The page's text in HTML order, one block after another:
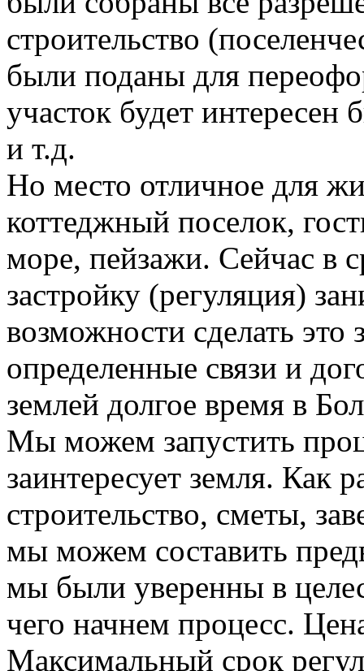
строительство
были поданы для
участок будет интересен
и т.д.
Но место отличное для
коттеджный поселок,
море, пейзажи. Сейчас в
застройку (регуляция)
возможности сделать это
определенные связи и
землей долгое время в
Мы можем запустить
заинтересует земля. Как
строительство, сметы,
мы можем составить
мы были уверенны в
чего начнем процесс.
Максимальный срок